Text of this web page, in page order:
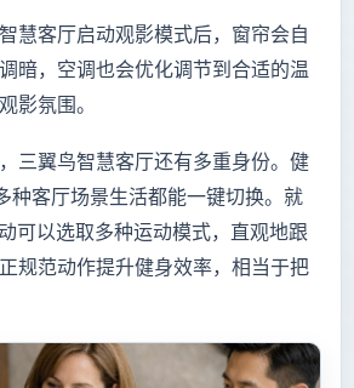
慧客厅启动观影模式后，窗帘会自
暗，空调也会优化调节到合适的温
影氛围。
三翼鸟智慧客厅还有多重身份。健
种客厅场景生活都能一键切换。就
可以选取多种运动模式，直观地跟
规范动作提升健身效率，相当于把